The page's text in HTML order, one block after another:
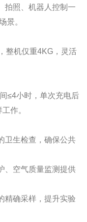
拍照、机器人控制一
景。
整机仅重4KG，灵活
≤4小时，单次充电后
作。
卫生检查，确保公共
、空气质量监测提供
精确采样，提升实验